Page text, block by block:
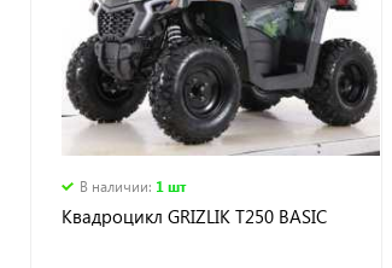
В наличии: 1 шт
Квадроцикл GRIZLIK T250 BASIC